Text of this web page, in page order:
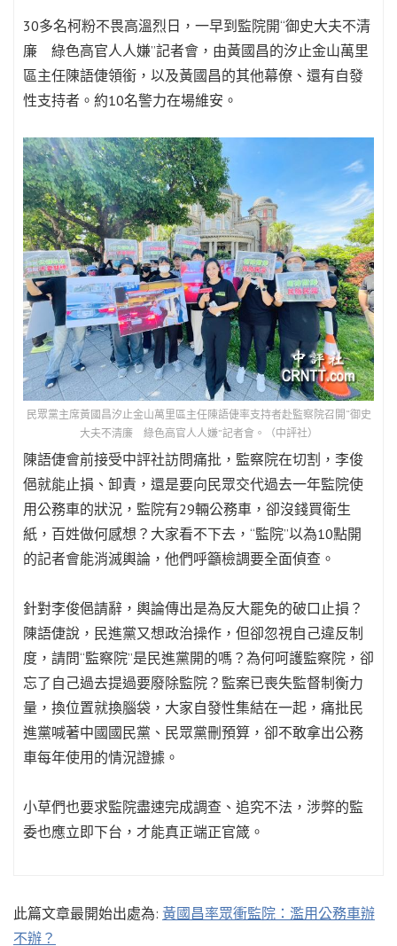
30多名柯粉不畏高溫烈日，一早到監院開“御史大夫不清
廉 綠色高官人人嫌”記者會，由黃國昌的汐止金山萬里
區主任陳語倢領銜，以及黃國昌的其他幕僚、還有自發
性支持者。約10名警力在場維安。
民眾黨主席黃國昌汐止金山萬里區主任陳語倢率支持者赴監察院召開“御史
大夫不清廉 綠色高官人人嫌”記者會。（中評社）
陳語倢會前接受中評社訪問痛批，監察院在切割，李俊
俋就能止損、卸責，還是要向民眾交代過去一年監院使
用公務車的狀況，監院有29輛公務車，卻沒錢買衛生
紙，百姓做何感想？大家看不下去，“監院”以為10點開
的記者會能消滅輿論，他們呼籲檢調要全面偵查。
針對李俊俋請辭，輿論傳出是為反大罷免的破口止損？
陳語倢說，民進黨又想政治操作，但卻忽視自己違反制
度，請問“監察院”是民進黨開的嗎？為何呵護監察院，卻
忘了自己過去提過要廢除監院？監案已喪失監督制衡力
量，換位置就換腦袋，大家自發性集結在一起，痛批民
進黨喊著中國國民黨、民眾黨刪預算，卻不敢拿出公務
車每年使用的情況證據。
小草們也要求監院盡速完成調查、追究不法，涉弊的監
委也應立即下台，才能真正端正官箴。
此篇文章最開始出處為: 黃國昌率眾衝監院：濫用公務車辦
不辦？